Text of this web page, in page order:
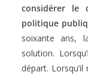
considérer le
politique
soixante ans,
solution.
départ.